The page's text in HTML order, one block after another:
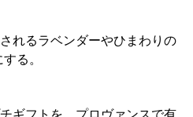
れるラベンダーやひまわりの
る。